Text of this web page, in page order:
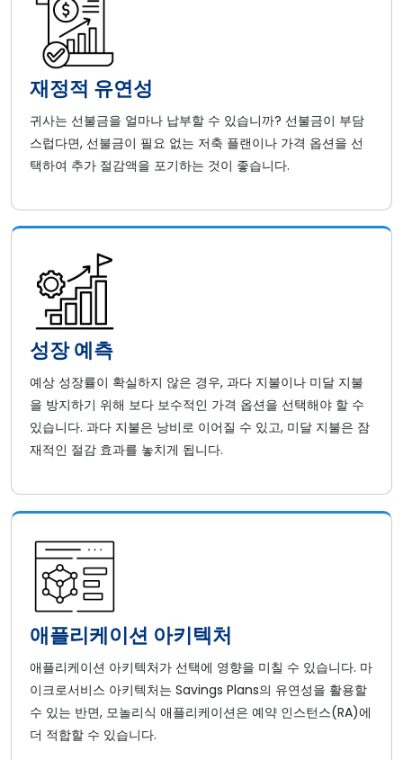
재정적 유연성
귀사는 선불금을 얼마나 납부할 수 있습니까? 선불금이 부담
스럽다면, 선불금이 필요 없는 저축 플랜이나 가격 옵션을 선
택하여 추가 절감액을 포기하는 것이 좋습니다.
성장 예측
예상 성장률이 확실하지 않은 경우, 과다 지불이나 미달 지불
을 방지하기 위해 보다 보수적인 가격 옵션을 선택해야 할 수
있습니다. 과다 지불은 낭비로 이어질 수 있고, 미달 지불은 잠
재적인 절감 효과를 놓치게 됩니다.
애플리케이션 아키텍처
애플리케이션 아키텍처가 선택에 영향을 미칠 수 있습니다. 마
이크로서비스 아키텍처는 Savings Plans의 유연성을 활용할
수 있는 반면, 모놀리식 애플리케이션은 예약 인스턴스(RA)에
더 적합할 수 있습니다.